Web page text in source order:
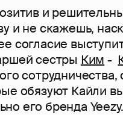
и
и не скажешь,
согласие
сестры Ким -
сотрудничества,
обязуют Кайли
его бренда Yeezy.